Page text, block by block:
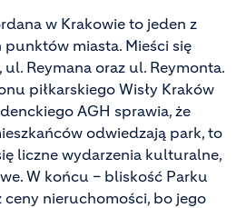
w Krakowie to jeden z
miasta. Mieści się
Reymana oraz ul. Reymonta.
piłkarskiego Wisły Kraków
AGH sprawia, że
odwiedzają park, to
liczne wydarzenia kulturalne,
W końcu – bliskość Parku
nieruchomości, bo jego